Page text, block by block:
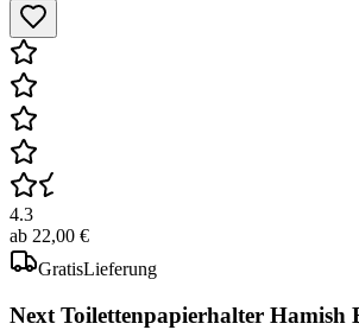
4.3
ab 22,00 €
GratisLieferung
Next Toilettenpapierhalter Hamish